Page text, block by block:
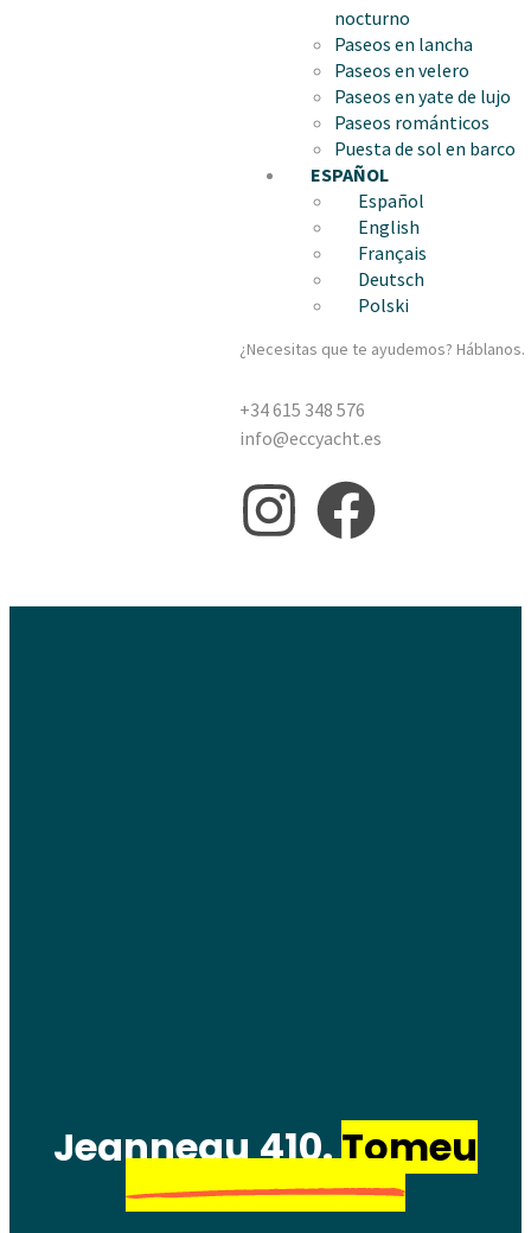
nocturno
Paseos en lancha
Paseos en velero
Paseos en yate de lujo
Paseos románticos
Puesta de sol en barco
ESPAÑOL
Español
English
Français
Deutsch
Polski
¿Necesitas que te ayudemos? Háblanos.
+34 615 348 576
info@eccyacht.es
Jeanneau 410.Tomeu